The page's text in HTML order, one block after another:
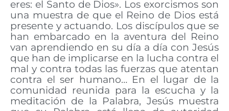
eres: el Santo de Dios». Los exorcismos son
una muestra de que el Reino de Dios está
presente y actuando. Los discípulos que se
han embarcado en la aventura del Reino
van aprendiendo en su día a día con Jesús
que han de implicarse en la lucha contra el
mal y contra todas las fuerzas que atentan
contra el ser humano… En el lugar de la
comunidad reunida para la escucha y la
meditación de la Palabra, Jesús muestra